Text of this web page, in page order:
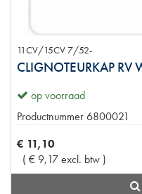
11CV/15CV 7/52-
CLIGNOTEURKAP
op voorraad
Productnummer 6800021
€ 11,10
( € 9,17excl. btw )